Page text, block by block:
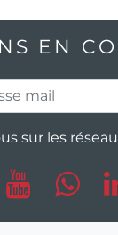
EN
sur les